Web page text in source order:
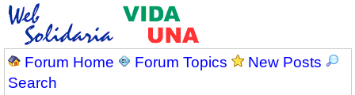
Forum Home Forum Topics
New Posts
Search